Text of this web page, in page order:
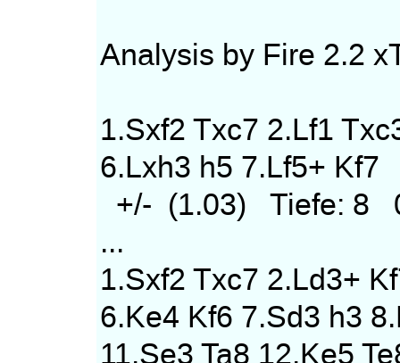
Analysis by Fire 2.2
1.Sxf2 Txc7 2.Lf1
6.Lxh3 h5 7.Lf5+ Kf7
+/- (1.03) Tiefe: 8
...
1.Sxf2 Txc7 2.Ld3+
6.Ke4 Kf6 7.Sd3 h3
11.Se3 Ta8 12.Ke5